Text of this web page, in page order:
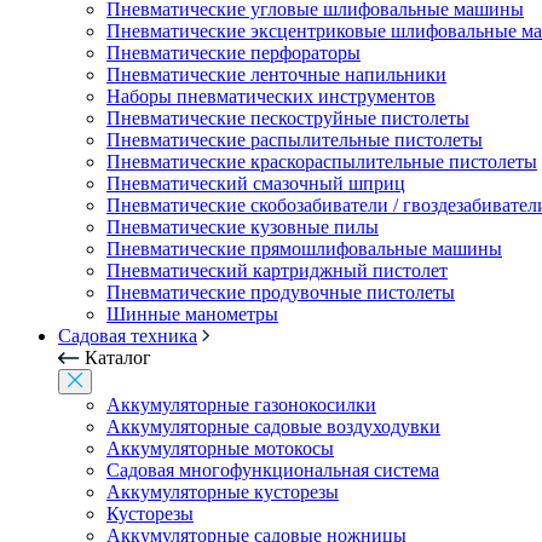
Пневматические угловые шлифовальные машины
Пневматические эксцентриковые шлифовальные
Пневматические перфораторы
Пневматические ленточные напильники
Наборы пневматических инструментов
Пневматические пескоструйные пистолеты
Пневматические распылительные пистолеты
Пневматические краскораспылительные пистолеты
Пневматический смазочный шприц
Пневматические скобозабиватели /
Пневматические кузовные пилы
Пневматические прямошлифовальные машины
Пневматический картриджный пистолет
Пневматические продувочные пистолеты
Шинные манометры
Садовая техника
Каталог
Аккумуляторные газонокосилки
Аккумуляторные садовые воздуходувки
Аккумуляторные мотокосы
Садовая многофункциональная система
Аккумуляторные кусторезы
Кусторезы
Аккумуляторные садовые ножницы